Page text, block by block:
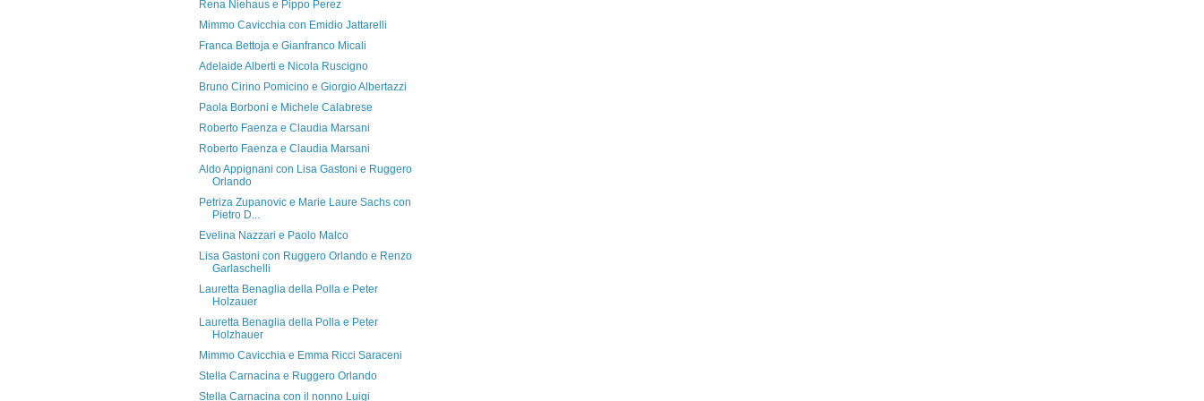
Rena Niehaus e Pippo Perez
Mimmo Cavicchia con Emidio Jattarelli
Franca Bettoja e Gianfranco Micali
Adelaide Alberti e Nicola Ruscigno
Bruno Cirino Pomicino e Giorgio Albertazzi
Paola Borboni e Michele Calabrese
Roberto Faenza e Claudia Marsani
Roberto Faenza e Claudia Marsani
Aldo Appignani con Lisa Gastoni e Ruggero
Orlando
Petriza Zupanovic e Marie Laure Sachs con
Pietro D...
Evelina Nazzari e Paolo Malco
Lisa Gastoni con Ruggero Orlando e Renzo
Garlaschelli
Lauretta Benaglia della Polla e Peter
Holzauer
Lauretta Benaglia della Polla e Peter
Holzhauer
Mimmo Cavicchia e Emma Ricci Saraceni
Stella Carnacina e Ruggero Orlando
Stella Carnacina con il nonno Luigi